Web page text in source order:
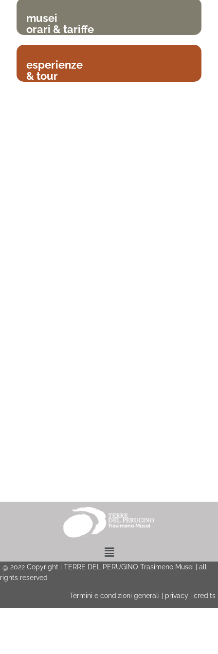
musei
orari & tariffe
esperienze
& tour
Menu
@ 2022 Copyright | TERRE DEL PERUGINO Trasimeno Musei | all
rights reserved
Termini e condizioni generali privacy credits